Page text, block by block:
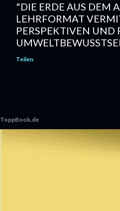
"DIE ERDE AUS DEM
LEHRFORMAT
PERSPEKTIVEN UND
Teilen
ToppBook.de